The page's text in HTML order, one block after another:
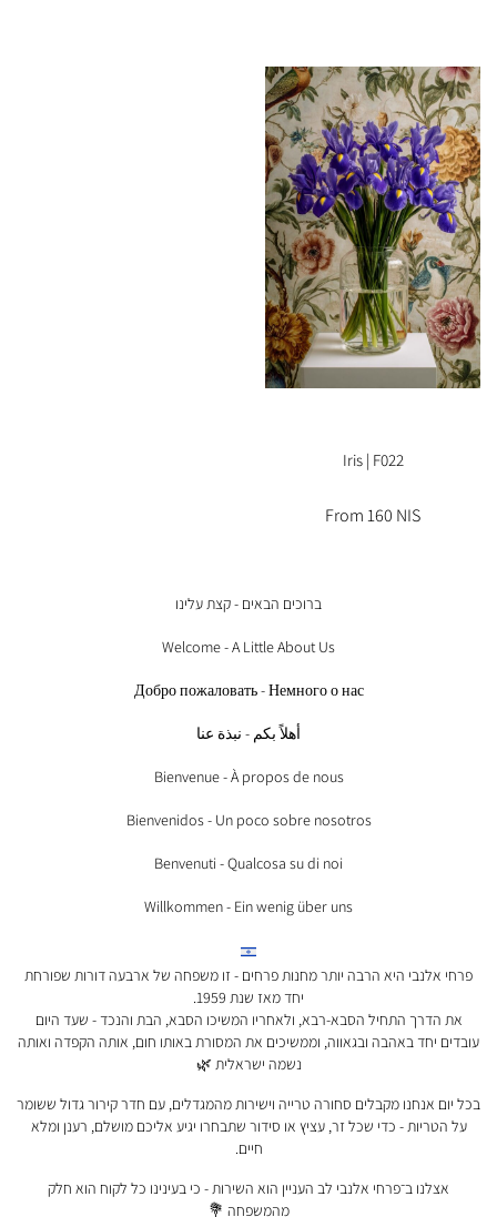
Iris | F022
From 160 NIS
ברוכים הבאים - קצת עלינו
Welcome - A Little About Us
Добро пожаловать - Немного о нас
أهلاً بكم - نبذة عنا
Bienvenue - À propos de nous
Bienvenidos - Un poco sobre nosotros
Benvenuti - Qualcosa su di noi
Willkommen - Ein wenig über uns
פרחי אלנבי היא הרבה יותר מחנות פרחים - זו משפחה של ארבעה דורות שפורחת
יחד מאז שנת 1959.
את הדרך התחיל הסבא-רבא, ולאחריו המשיכו הסבא, הבת והנכד - שעד היום
עובדים יחד באהבה ובגאווה, וממשיכים את המסורת באותו חום, אותה הקפדה ואותה
נשמה ישראלית 🌿
בכל יום אנחנו מקבלים סחורה טרייה וישירות מהמגדלים, עם חדר קירור גדול ששומר
על הטריות - כדי שכל זר, עציץ או סידור שתבחרו יגיע אליכם מושלם, רענן ומלא
חיים.
אצלנו ב־פרחי אלנבי לב העניין הוא השירות - כי בעינינו כל לקוח הוא חלק
מהמשפחה 💐